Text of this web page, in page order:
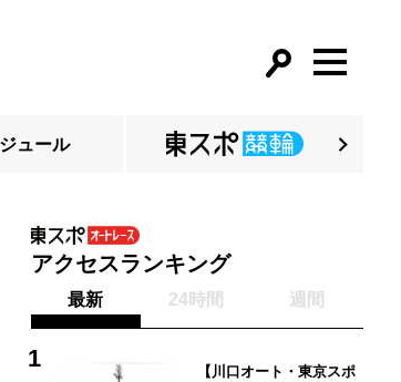
ュール
アクセスランキング
最新 24時間 週間
【川口オート・東京スポ